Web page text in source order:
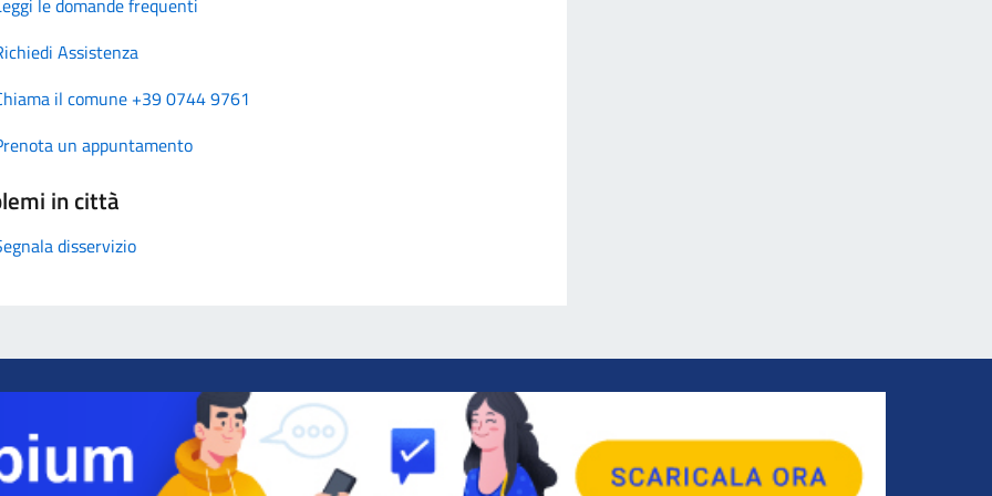
Assistenza
il comune +39 0744 9761
un appuntamento
in città
disservizio